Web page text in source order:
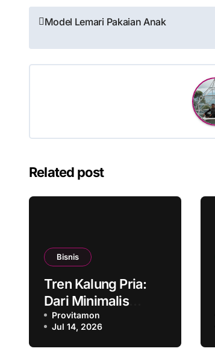
Post
navigation
Model Lemari Pakaian Anak
Related post
Bisnis
Tren Kalung Pria:
Dari Minimalis
hingga Luxury Look
Provitamon
Jul 14, 2026